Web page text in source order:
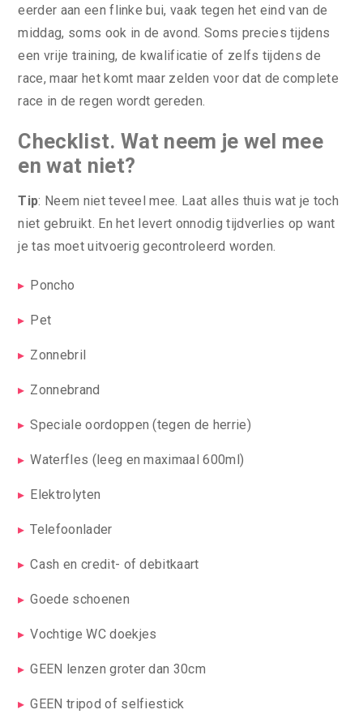
eerder aan een flinke bui, vaak tegen het eind van de
middag, soms ook in de avond. Soms precies tijdens
een vrije training, de kwalificatie of zelfs tijdens de
race, maar het komt maar zelden voor dat de complete
race in de regen wordt gereden.
Checklist. Wat neem je wel mee
en wat niet?
Tip: Neem niet teveel mee. Laat alles thuis wat je toch
niet gebruikt. En het levert onnodig tijdverlies op want
je tas moet uitvoerig gecontroleerd worden.
Poncho
Pet
Zonnebril
Zonnebrand
Speciale oordoppen (tegen de herrie)
Waterfles (leeg en maximaal 600ml)
Elektrolyten
Telefoonlader
Cash en credit- of debitkaart
Goede schoenen
Vochtige WC doekjes
GEEN lenzen groter dan 30cm
GEEN tripod of selfiestick